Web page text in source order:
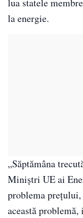
lua statele
la energie.
„Săptămâna
Miniştri UE ai
problema
această